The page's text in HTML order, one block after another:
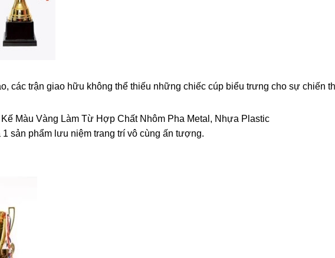
các trận giao hữu không thể thiếu những chiếc cúp biểu trưng cho sự chiến
Màu Vàng Làm Từ Hợp Chất Nhôm Pha Metal, Nhựa Plastic
sản phẩm lưu niệm trang trí vô cùng ấn tượng.